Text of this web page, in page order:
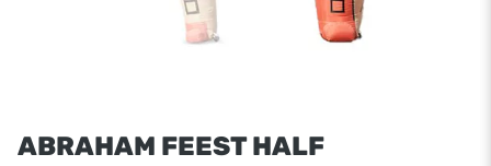
ABRAHAM FEEST HALF